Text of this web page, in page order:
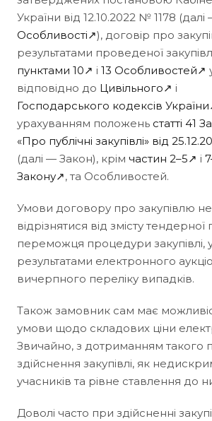
України від 12.10.2022 № 1178 (далі
Особливості↗), договір про
результатами проведеної
пунктами 10↗ і 13 Особливостей↗
відповідно до Цивільного↗ і
Господарського кодексів
урахуванням положень статті 41
«Про публічні закупівлі» від
(далі — Закон), крім частин 2–5↗ і
Закону↗, та Особливостей.
Умови договору про закупівлю
відрізнятися від змісту тендерної
переможця процедури закупівлі,
результатами електронного
вичерпного переліку випадків.
Також замовник сам має
умови щодо складових ціни
Звичайно, з дотриманням такого
здійснення закупівлі, як
учасників та рівне ставлення до
Доволі часто при здійсненні